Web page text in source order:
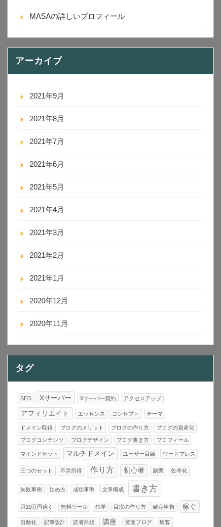
MASAの詳しいプロフィール
アーカイブ
2021年9月
2021年8月
2021年7月
2021年6月
2021年5月
2021年4月
2021年3月
2021年2月
2021年1月
2020年12月
2020年11月
タグ
SEO Xサーバー Xサーバー契約 アクセスアップ
アフィリエイト エッセンス コンセプト テーマ
ドメイン取得 ブログのメリット ブログの作り方 ブログの資産化
ブログコンテンツ ブログデザイン ブログ書き方 プロフィール
マインドセット マルチドメイン ユーザー目線 ワードプレス
三つのセット 不労所得 作り方 初心者 副業 効率化
失敗事例 始め方 成功事例 文章構成 書き方
月10万円稼ぐ 無料ツール 独学 目次の作り方 確定申告 稼ぐ
自動化 記事設計 読者目線 講座 資産ブログ 集客